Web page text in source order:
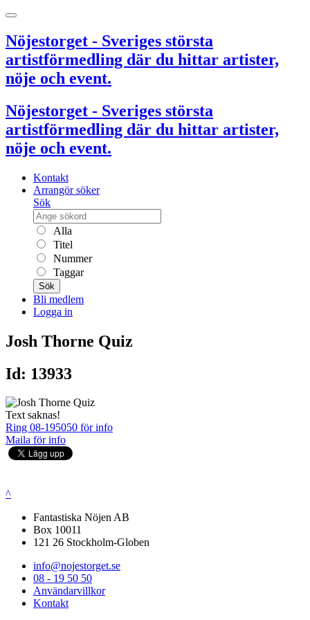
Nöjestorget - Sveriges största
artistförmedling där du hittar artister,
nöje och event.
Nöjestorget - Sveriges största
artistförmedling där du hittar artister,
nöje och event.
Kontakt
Arrangör söker
Sök
Alla
Titel
Nummer
Taggar
Sök
Bli medlem
Logga in
Josh Thorne Quiz
Id: 13933
Text saknas!
Ring 08-195050 för info
Maila för info
^
Fantastiska Nöjen AB
Box 10011
121 26 Stockholm-Globen
info@nojestorget.se
08 - 19 50 50
Användarvillkor
Kontakt